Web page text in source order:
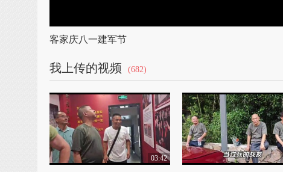
客家庆八一建军节
我上传的视频 (682)
03:42